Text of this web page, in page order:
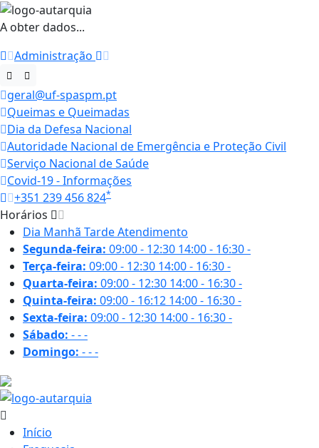
A obter dados...
Administração
geral@uf-spaspm.pt
Queimas e Queimadas
Dia da Defesa Nacional
Autoridade Nacional de Emergência e Proteção Civil
Serviço Nacional de Saúde
Covid-19 - Informações
+351 239 456 824*
Horários
Dia Manhã TardeAtendimento
Segunda-feira: 09:00 - 12:30 14:00 - 16:30-
Terça-feira: 09:00 - 12:30 14:00 - 16:30-
Quarta-feira: 09:00 - 12:30 14:00 - 16:30-
Quinta-feira: 09:00 - 16:12 14:00 - 16:30-
Sexta-feira: 09:00 - 12:30 14:00 - 16:30-
Sábado: ---
Domingo: ---
Início